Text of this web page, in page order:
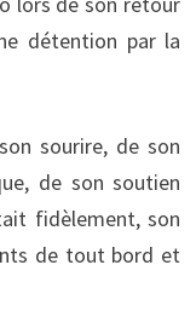
détention par la
sourire, de son
de son soutien
fidèlement, son
de tout bord et